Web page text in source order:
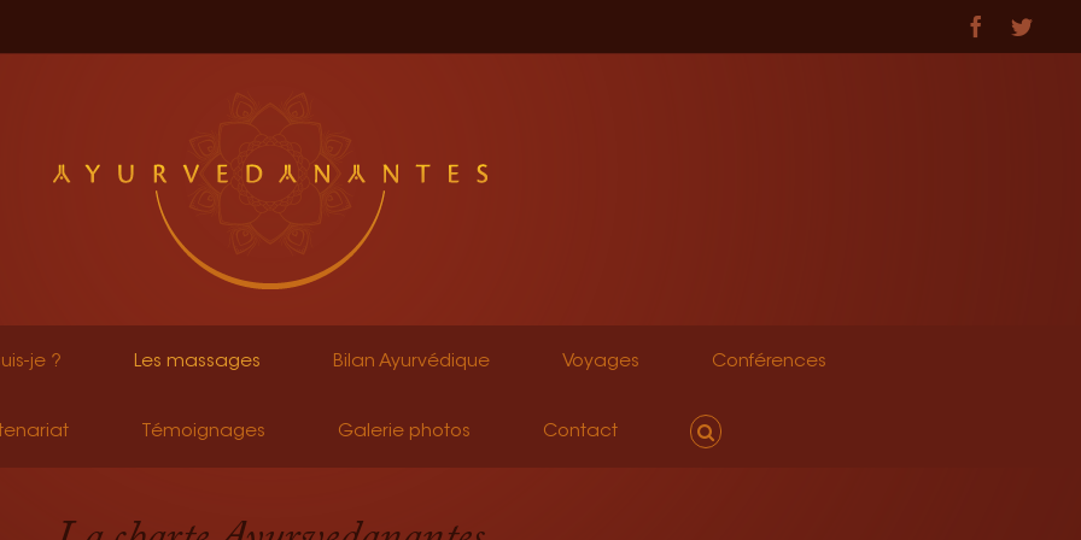
Facebook
je ? Les massages Bilan Ayurvédique Voyages Conférences
Témoignages Galerie photos Contact